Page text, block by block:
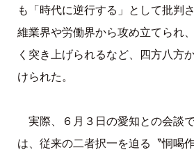
も「時代に逆行する」として批判
維業界や労働界から攻め立てられ
く突き上げられるなど、四方八方
けられた。
実際、６月３日の愛知との会談
は、従来の二者択一を迫る〝恫喝